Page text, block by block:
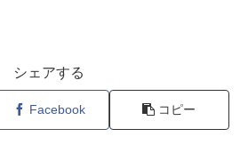
シェアする
Facebook コピー